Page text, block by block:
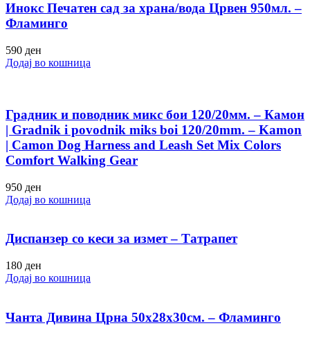
Инокс Печатен сад за храна/вода Црвен 950мл. –
Фламинго
590 ден
Додај во кошница
Градник и поводник микс бои 120/20мм. – Камон
| Gradnik i povodnik miks boi 120/20mm. – Kamon
| Camon Dog Harness and Leash Set Mix Colors
Comfort Walking Gear
950 ден
Додај во кошница
Диспанзер со кеси за измет – Татрапет
180 ден
Додај во кошница
Чанта Дивина Црна 50х28х30см. – Фламинго